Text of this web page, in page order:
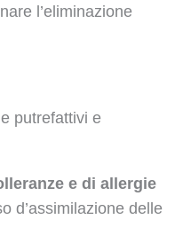
l’eliminazione
putrefattivi e
e di allergie
d’assimilazione delle